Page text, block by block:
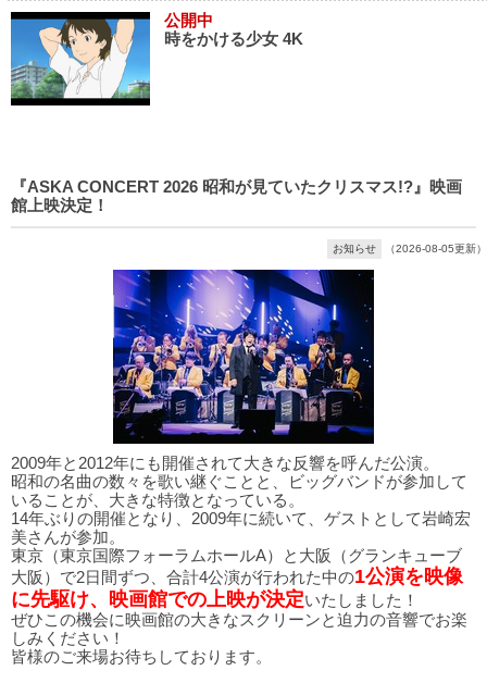
公開中
時をかける少女 4K
『ASKA CONCERT 2026 昭和が見ていたクリスマス!?』映画
館上映決定！
お知らせ （2026-08-05更新）
2009年と2012年にも開催されて大きな反響を呼んだ公演。
昭和の名曲の数々を歌い継ぐことと、ビッグバンドが参加して
いることが、大きな特徴となっている。
14年ぶりの開催となり、2009年に続いて、ゲストとして岩崎宏
美さんが参加。
東京（東京国際フォーラムホールA）と大阪（グランキューブ
大阪）で2日間ずつ、合計4公演が行われた中の1公演を映像
に先駆け、映画館での上映が決定いたしました！
ぜひこの機会に映画館の大きなスクリーンと迫力の音響でお楽
しみください！
皆様のご来場お待ちしております。